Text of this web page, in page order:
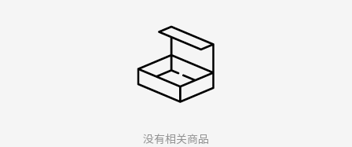
没有相关商品